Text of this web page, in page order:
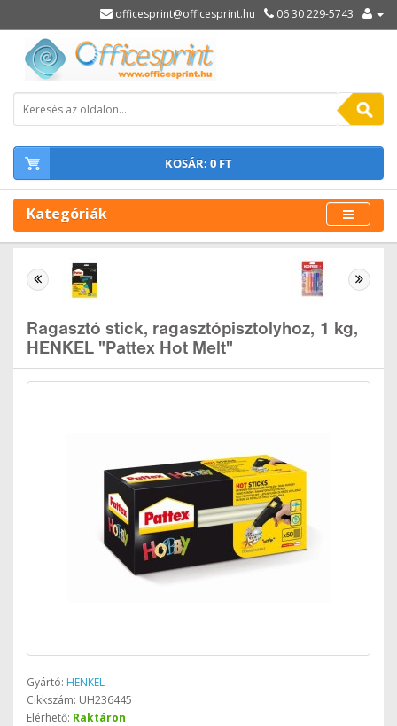
officesprint@officesprint.hu 06 30 229-5743
KOSÁR: 0 FT
Kategóriák
Ragasztó stick, ragasztópisztolyhoz, 1 kg,
HENKEL "Pattex Hot Melt"
Gyártó: HENKEL
Cikkszám: UH236445
Elérhető: Raktáron